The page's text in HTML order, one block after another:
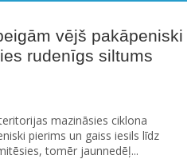
vējš pakāpeniski
rudenīgs siltums
mazināsies ciklona
pierims un gaiss iesils līdz
tomēr jaunnedēļ...